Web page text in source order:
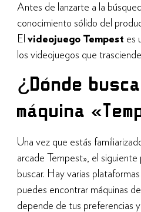
Antes de lanzarte a la
conocimiento sólido del
Elvideojuego Tempest es
los videojuegos que
¿Dónde
máquina
Una vez que estás
arcade Tempest», el siguiente
buscar. Hay varias
puedes encontrar máquinas
depende de tus preferencias